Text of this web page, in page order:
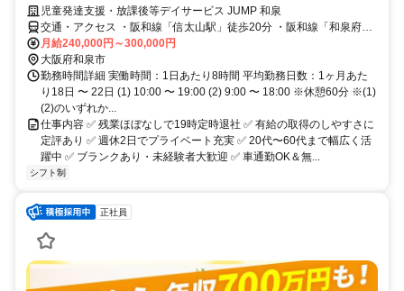
児童発達支援・放課後等デイサービス JUMP 和泉
交通・アクセス ・阪和線「信太山駅」徒歩20分 ・阪和線「和泉府中
駅」徒歩22分 ・車通勤可（駐車場あり）
月給240,000円～300,000円
大阪府和泉市
勤務時間詳細 実働時間：1日あたり8時間 平均勤務日数：1ヶ月あた
り18日 〜 22日 (1) 10:00 〜 19:00 (2) 9:00 〜 18:00 ※休憩60分 ※(1)
(2)のいずれか...
仕事内容 ✅ 残業ほぼなしで19時定時退社 ✅ 有給の取得のしやすさに
定評あり ✅ 週休2日でプライベート充実 ✅ 20代〜60代まで幅広く活
躍中 ✅ ブランクあり・未経験者大歓迎 ✅ 車通勤OK＆無...
シフト制
正社員